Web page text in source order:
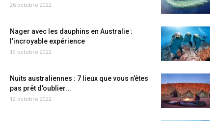
26 octobre 2022
Nager avec les dauphins en Australie :
l’incroyable expérience
19 octobre 2022
Nuits australiennes : 7 lieux que vous n’êtes
pas prêt d’oublier...
12 octobre 2022